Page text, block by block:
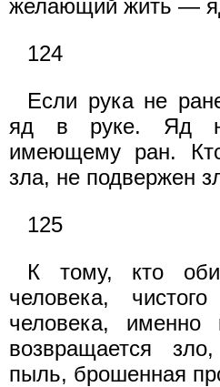
желающий жить —
124
Если рука не
яд в руке. Яд
имеющему ран.
зла, не подвержен
125
К тому, кто
человека,
человека, именно
возвращается
пыль, брошенная